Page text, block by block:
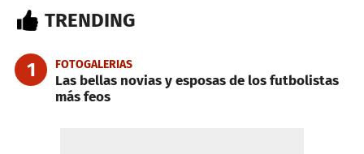
TRENDING
1 FOTOGALERIAS
Las bellas novias y esposas de los futbolistas
más feos